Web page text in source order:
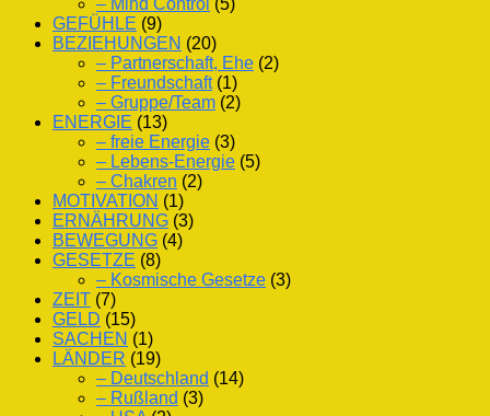
– Mind Control (5)
GEFÜHLE (9)
BEZIEHUNGEN (20)
– Partnerschaft, Ehe (2)
– Freundschaft(1)
– Gruppe/Team (2)
ENERGIE (13)
– freie Energie (3)
– Lebens-Energie (5)
– Chakren (2)
MOTIVATION (1)
ERNÄHRUNG (3)
BEWEGUNG (4)
GESETZE (8)
– Kosmische Gesetze (3)
ZEIT (7)
GELD (15)
SACHEN (1)
LÄNDER (19)
– Deutschland (14)
– Rußland (3)